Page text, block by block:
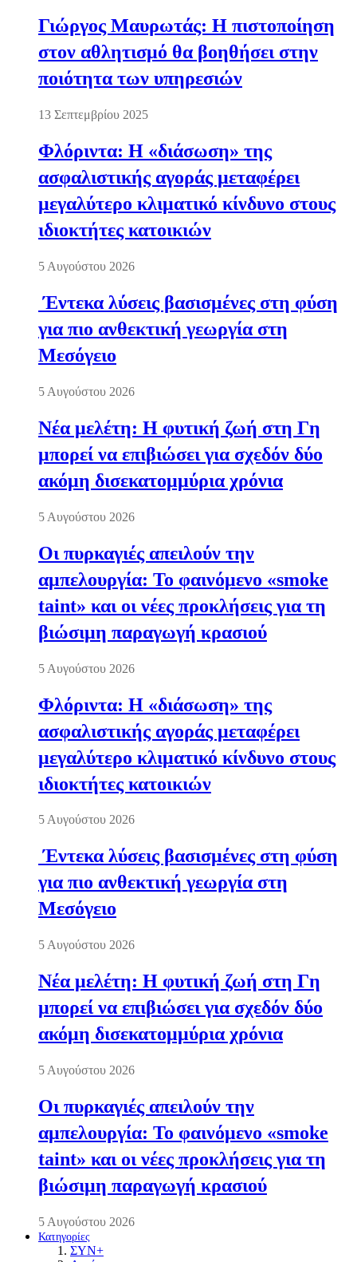
Γιώργος Μαυρωτάς: Η πιστοποίηση
στον αθλητισμό θα βοηθήσει στην
ποιότητα των υπηρεσιών
13 Σεπτεμβρίου 2025
Φλόριντα: Η «διάσωση» της
ασφαλιστικής αγοράς μεταφέρει
μεγαλύτερο κλιματικό κίνδυνο στους
ιδιοκτήτες κατοικιών
5 Αυγούστου 2026
Έντεκα λύσεις βασισμένες στη φύση
για πιο ανθεκτική γεωργία στη
Μεσόγειο
5 Αυγούστου 2026
Νέα μελέτη: Η φυτική ζωή στη Γη
μπορεί να επιβιώσει για σχεδόν δύο
ακόμη δισεκατομμύρια χρόνια
5 Αυγούστου 2026
Οι πυρκαγιές απειλούν την
αμπελουργία: Το φαινόμενο «smoke
taint» και οι νέες προκλήσεις για τη
βιώσιμη παραγωγή κρασιού
5 Αυγούστου 2026
Φλόριντα: Η «διάσωση» της
ασφαλιστικής αγοράς μεταφέρει
μεγαλύτερο κλιματικό κίνδυνο στους
ιδιοκτήτες κατοικιών
5 Αυγούστου 2026
Έντεκα λύσεις βασισμένες στη φύση
για πιο ανθεκτική γεωργία στη
Μεσόγειο
5 Αυγούστου 2026
Νέα μελέτη: Η φυτική ζωή στη Γη
μπορεί να επιβιώσει για σχεδόν δύο
ακόμη δισεκατομμύρια χρόνια
5 Αυγούστου 2026
Οι πυρκαγιές απειλούν την
αμπελουργία: Το φαινόμενο «smoke
taint» και οι νέες προκλήσεις για τη
βιώσιμη παραγωγή κρασιού
5 Αυγούστου 2026
Κατηγορίες
ΣΥΝ+